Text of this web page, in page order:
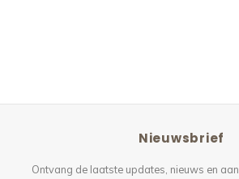
Nieuwsbrief
Ontvang de laatste updates, nieuws en